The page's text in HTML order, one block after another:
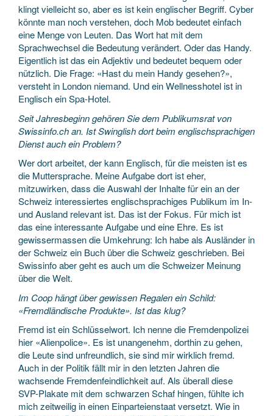
klingt vielleicht so, aber es ist kein englischer Begriff. Cyber
könnte man noch verstehen, doch Mob bedeutet einfach
eine Menge von Leuten. Das Wort hat mit dem
Sprachwechsel die Bedeutung verändert. Oder das Handy.
Eigentlich ist das ein Adjektiv und bedeutet bequem oder
nützlich. Die Frage: «Hast du mein Handy gesehen?»,
versteht in London niemand. Und ein Wellnesshotel ist in
Englisch ein Spa-Hotel.
Seit Jahresbeginn gehören Sie dem Publikumsrat von
Swissinfo.ch an. Ist Swinglish dort beim englischsprachigen
Dienst auch ein Problem?
Wer dort arbeitet, der kann Englisch, für die meisten ist es
die Muttersprache. Meine Aufgabe dort ist eher,
mitzuwirken, dass die Auswahl der Inhalte für ein an der
Schweiz interessiertes englischsprachiges Publikum im In-
und Ausland relevant ist. Das ist der Fokus. Für mich ist
das eine interessante Aufgabe und eine Ehre. Es ist
gewissermassen die Umkehrung: Ich habe als Ausländer in
der Schweiz ein Buch über die Schweiz geschrieben. Bei
Swissinfo aber geht es auch um die Schweizer Meinung
über die Welt.
Im Coop hängt über gewissen Regalen ein Schild:
«Fremdländische Produkte». Ist das klug?
Fremd ist ein Schlüsselwort. Ich nenne die Fremdenpolizei
hier «Alienpolice». Es ist unangenehm, dorthin zu gehen,
die Leute sind unfreundlich, sie sind mir wirklich fremd.
Auch in der Politik fällt mir in den letzten Jahren die
wachsende Fremdenfeindlichkeit auf. Als überall diese
SVP-Plakate mit dem schwarzen Schaf hingen, fühlte ich
mich zeitweilig in einen Einparteienstaat versetzt. Wie in